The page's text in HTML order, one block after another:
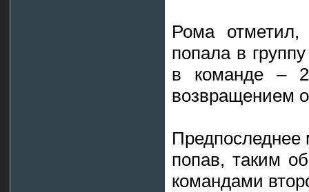
Рома отметил,
попала в
в команде –
возвращением
Предпоследнее
попав, таким
командами